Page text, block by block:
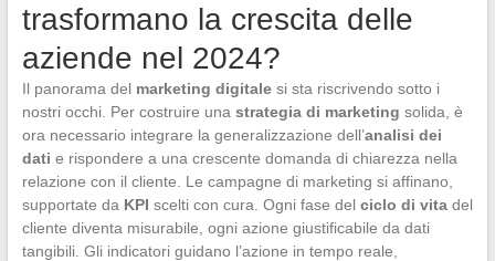
trasformano la crescita delle
aziende nel 2024?
Il panorama del marketing digitalesi sta riscrivendo sotto i
nostri occhi. Per costruire una strategia di marketing solida, è
ora necessario integrare la generalizzazione dell’analisi dei
dati e rispondere a una crescente domanda di chiarezza nella
relazione con il cliente. Le campagne di marketing si affinano,
supportate da KPI scelti con cura. Ogni fase del ciclo di vitadel
cliente diventa misurabile, ogni azione giustificabile da dati
tangibili. Gli indicatori guidano l’azione in tempo reale,